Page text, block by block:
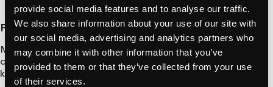
provide social media features and to analyse our traffic.
We also share information about your use of our site with
our social media, advertising and analytics partners who
may combine it with other information that you’ve
provided to them or that they’ve collected from your use
of their services.
Fleksible opladningshastigheder
Med opladningskapaciteter fra 3,7 kW til 22 kW kan Type 2-
opladere tilpasses den enkelte boligs strømforsyning og
kørselsmønster.